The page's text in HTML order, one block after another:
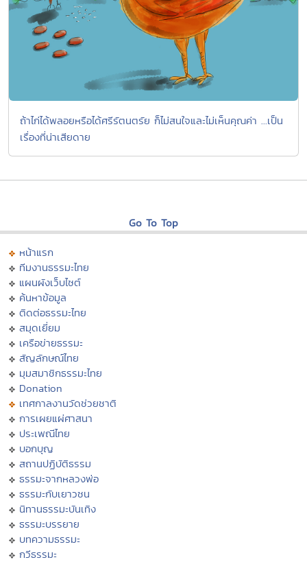
ถ้าไก่ได้พลอยหรือได้ศรีรัตนตรัย ก็ไม่สนใจและไม่เห็นคุณค่า ...เป็น
เรื่องที่น่าเสียดาย
Go To Top
หน้าแรก
ทีมงานธรรมะไทย
แผนผังเว็บไซต์
ค้นหาข้อมูล
ติดต่อธรรมะไทย
สมุดเยี่ยม
เครือข่ายธรรมะ
สัญลักษณ์ไทย
มุมสมาชิกธรรมะไทย
Donation
เทศกาลงานวัดช่วยชาติ
การเผยแผ่ศาสนา
ประเพณีไทย
บอกบุญ
สถานปฏิบัติธรรม
ธรรมะจากหลวงพ่อ
ธรรมะกับเยาวชน
นิทานธรรมะบันเทิง
ธรรมะบรรยาย
บทความธรรมะ
กวีธรรมะ